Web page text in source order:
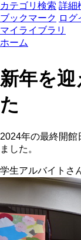
カテゴリ検索 詳細
ブックマーク ログ
マイライブラリ
ホーム
新年を
た
2024年の最終開館
ました。
学生アルバイトさ